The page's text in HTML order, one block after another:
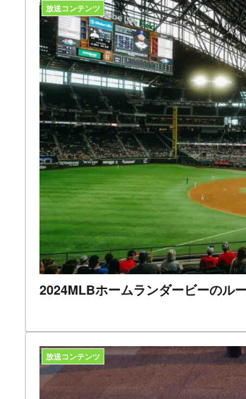
放送コンテンツ
2024MLBホームランダービーのル
放送コンテンツ